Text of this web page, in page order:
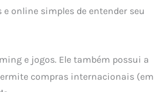
online simples de entender seu
e jogos. Ele também possui a
compras internacionais (em